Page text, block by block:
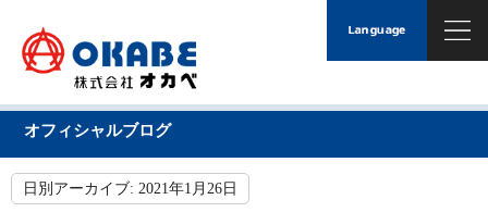
オフィシャルブログ
日別アーカイブ: 2021年1月26日